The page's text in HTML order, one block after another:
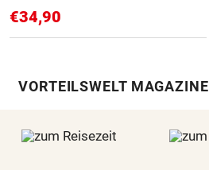
€34,90
VORTEILSWELT MAGAZINE